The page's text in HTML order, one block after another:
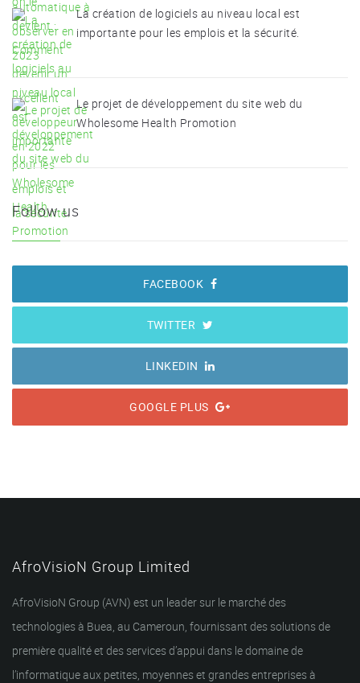
La création de logiciels au niveau local est
importante pour les emplois et la sécurité.
Le projet de développement du site web du
Wholesome Health Promotion
Follow us
FACEBOOK
TWITTER
LINKEDIN
GOOGLE PLUS
AfroVisioN Group Limited
AfroVisioN Group (AVN) est un leader sur le marché des
technologies à Buea, au Cameroun, fournissant des solutions de
première qualité et des services d’appui dans le domaine de
l’informatique aux petites, moyennes et grandes entreprises à